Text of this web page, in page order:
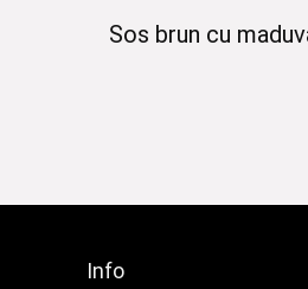
Sos brun cu
Info